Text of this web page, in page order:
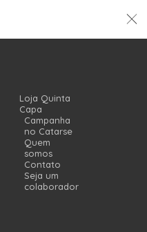
Loja Quinta
Capa
Campanha
no Catarse
Quem
somos
Contato
Seja um
colaborador